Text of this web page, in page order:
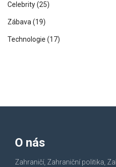
Celebrity(25)
Zábava(19)
Technologie (17)
O nás
Zahraničí, Zahraniční politika,